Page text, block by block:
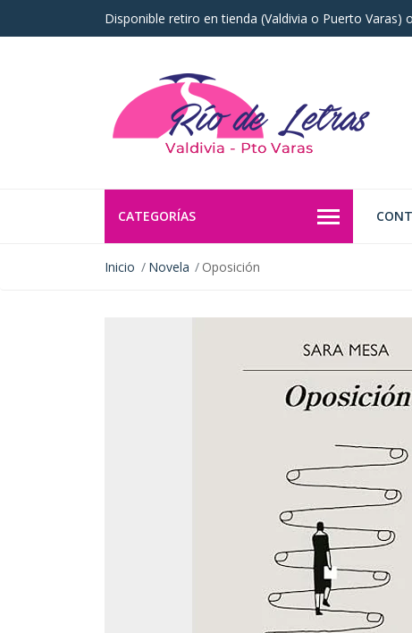
Disponible retiro en tienda (Valdivia o Puerto Varas)
CATEGORÍAS
Inicio Novela Oposición